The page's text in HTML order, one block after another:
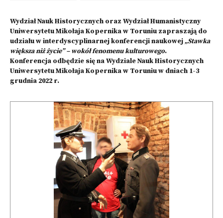
Wydział Nauk Historycznych oraz Wydział Humanistyczny
Uniwersytetu Mikołaja Kopernika w Toruniu zapraszają do
udziału w interdyscyplinarnej konferencji naukowej„Stawka
większa niż życie” – wokół fenomenu kulturowego.
Konferencja odbędzie się na Wydziale Nauk Historycznych
Uniwersytetu Mikołaja Kopernika w Toruniu w dniach 1-3
grudnia 2022 r.